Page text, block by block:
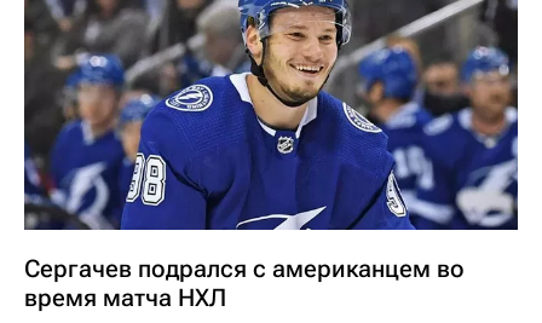
Сергачев подрался с американцем во
время матча НХЛ